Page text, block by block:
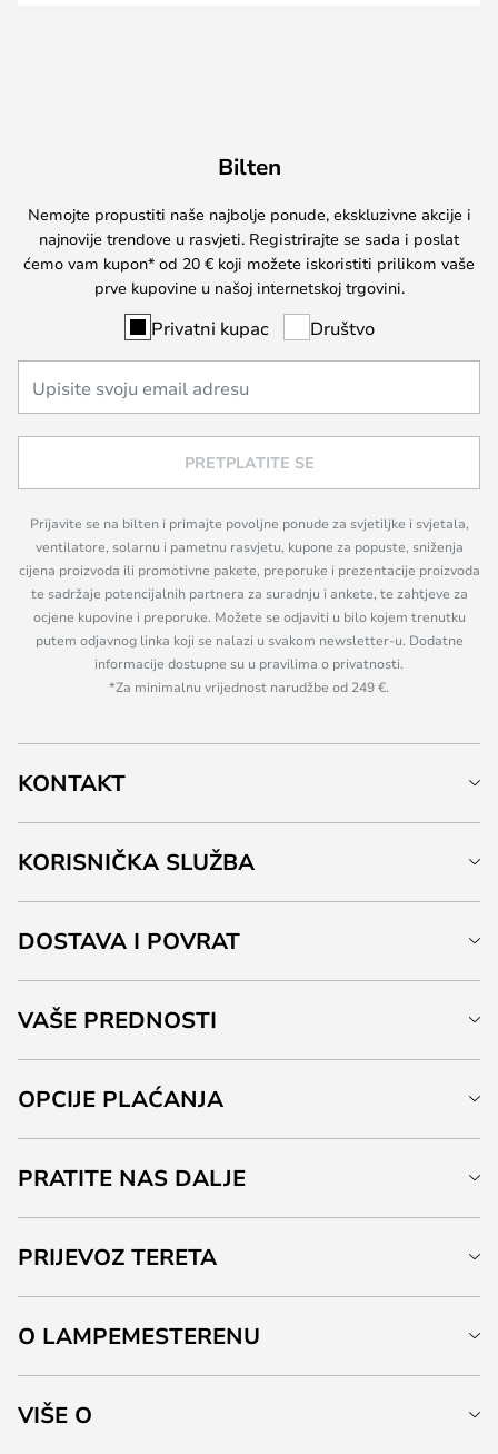
Bilten
Nemojte propustiti naše najbolje ponude, ekskluzivne akcije i
najnovije trendove u rasvjeti. Registrirajte se sada i poslat
ćemo vam kupon* od 20 € koji možete iskoristiti prilikom vaše
prve kupovine u našoj internetskoj trgovini.
Privatni kupac Društvo
PRETPLATITE SE
Prijavite se na bilten i primajte povoljne ponude za svjetiljke i svjetala,
ventilatore, solarnu i pametnu rasvjetu, kupone za popuste, sniženja
cijena proizvoda ili promotivne pakete, preporuke i prezentacije proizvoda
te sadržaje potencijalnih partnera za suradnju i ankete, te zahtjeve za
ocjene kupovine i preporuke. Možete se odjaviti u bilo kojem trenutku
putem odjavnog linka koji se nalazi u svakom newsletter-u. Dodatne
informacije dostupne su u pravilima o privatnosti.
*Za minimalnu vrijednost narudžbe od 249 €.
KONTAKT
KORISNIČKA SLUŽBA
DOSTAVA I POVRAT
VAŠE PREDNOSTI
OPCIJE PLAĆANJA
PRATITE NAS DALJE
PRIJEVOZ TERETA
O LAMPEMESTERENU
VIŠE O